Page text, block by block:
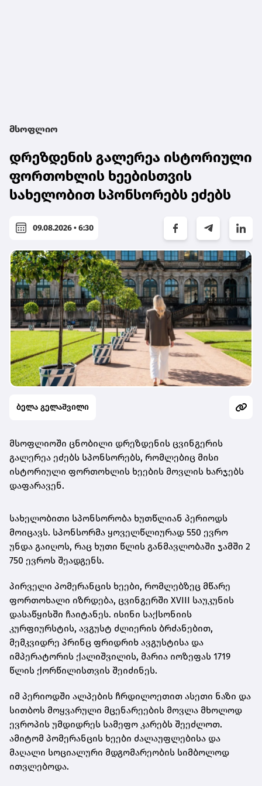
მსოფლიო
დრეზდენის გალერეა ისტორიული
ფორთოხლის ხეებისთვის
სახელობით სპონსორებს ეძებს
09.08.2026 • 6:30
ბელა გელაშვილი
მსოფლიოში ცნობილი დრეზდენის ცვინგერის
გალერეა ეძებს სპონსორებს, რომლებიც მისი
ისტორიული ფორთოხლის ხეების მოვლის ხარჯებს
დაფარავენ.
სახელობითი სპონსორობა ხუთწლიან პერიოდს
მოიცავს. სპონსორმა ყოველწლიურად 550 ევრო
უნდა გაიღოს, რაც ხუთი წლის განმავლობაში ჯამში 2
750 ევროს შეადგენს.
პირველი პომერანცის ხეები, რომლებზეც მწარე
ფორთოხალი იზრდება, ცვინგერში XVIII საუკუნის
დასაწყისში ჩაიტანეს. ისინი საქსონიის
კურფიურსტის, ავგუსტ ძლიერის ბრძანებით,
მემკვიდრე პრინც ფრიდრიხ ავგუსტისა და
იმპერატორის ქალიშვილის, მარია იოზეფას 1719
წლის ქორწილისთვის შეიძინეს.
იმ პერიოდში ალპების ჩრდილოეთით ასეთი ნაზი და
სითბოს მოყვარული მცენარეების მოვლა მხოლოდ
ევროპის უმდიდრეს სამეფო კარებს შეეძლოთ.
ამიტომ პომერანცის ხეები ძალაუფლებისა და
მაღალი სოციალური მდგომარეობის სიმბოლოდ
ითვლებოდა.